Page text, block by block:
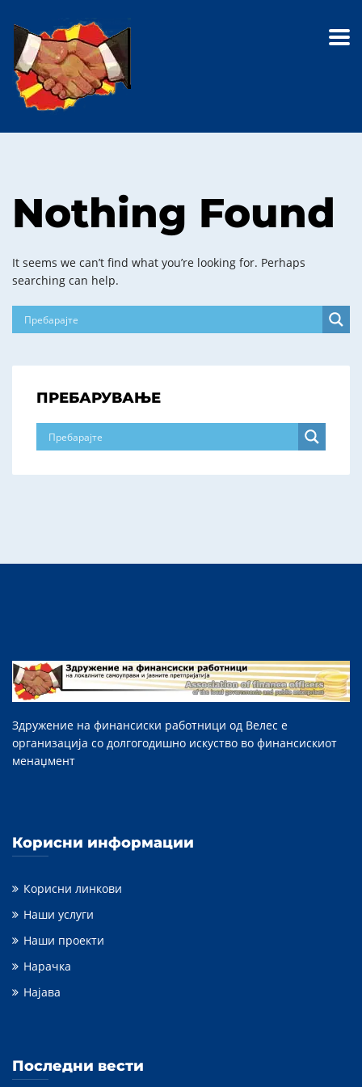
Nothing Found
It seems we can’t find what you’re looking for. Perhaps
searching can help.
ПРЕБАРУВАЊЕ
Здружение на финансиски работници од Велес е
организација со долгогодишно искуство во финансискиот
менаџмент
Корисни информации
Корисни линкови
Наши услуги
Наши проекти
Нарачка
Најава
Последни вести